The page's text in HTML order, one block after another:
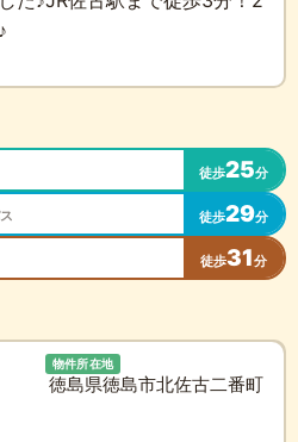
徒歩25分
徒歩29分
徒歩31分
物件所在地
徳島県徳島市北佐古二番町